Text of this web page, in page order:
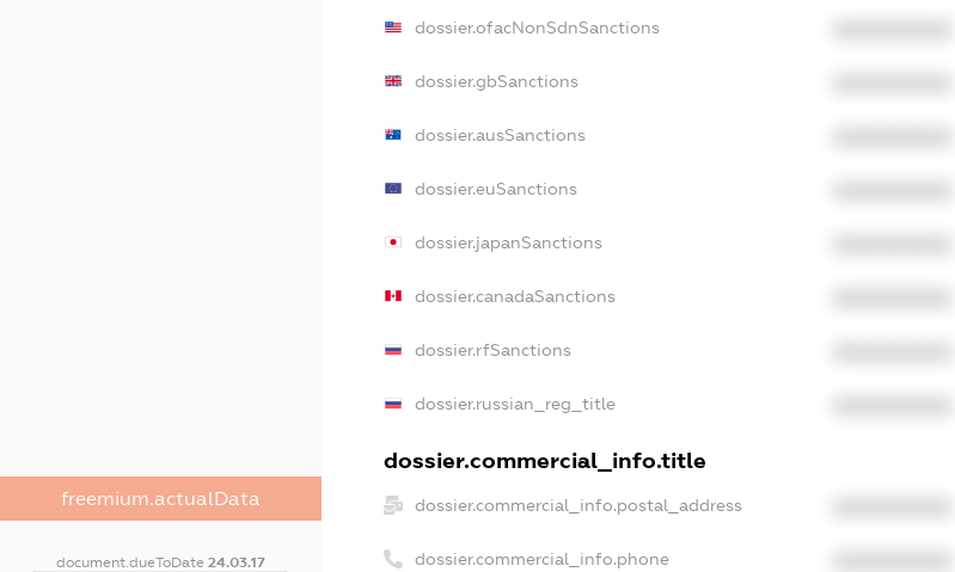
freemium.actualData
document.dueToDate 24.03.17
dossier.ofacNonSdnSanctions
dossier.gbSanctions
dossier.ausSanctions
dossier.euSanctions
dossier.japanSanctions
dossier.canadaSanctions
dossier.rfSanctions
dossier.russian_reg_title
dossier.commercial_info.title
dossier.commercial_info.postal_address
dossier.commercial_info.phone